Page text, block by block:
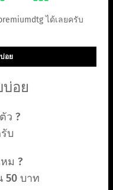
ได้เลยครับ
อย
อย
ว ?
บ
ม ?
50 บาท